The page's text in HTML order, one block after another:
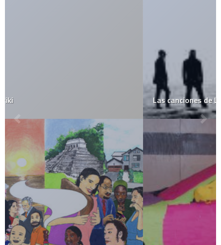
Las canciones de Linkin Park son todas iguales?